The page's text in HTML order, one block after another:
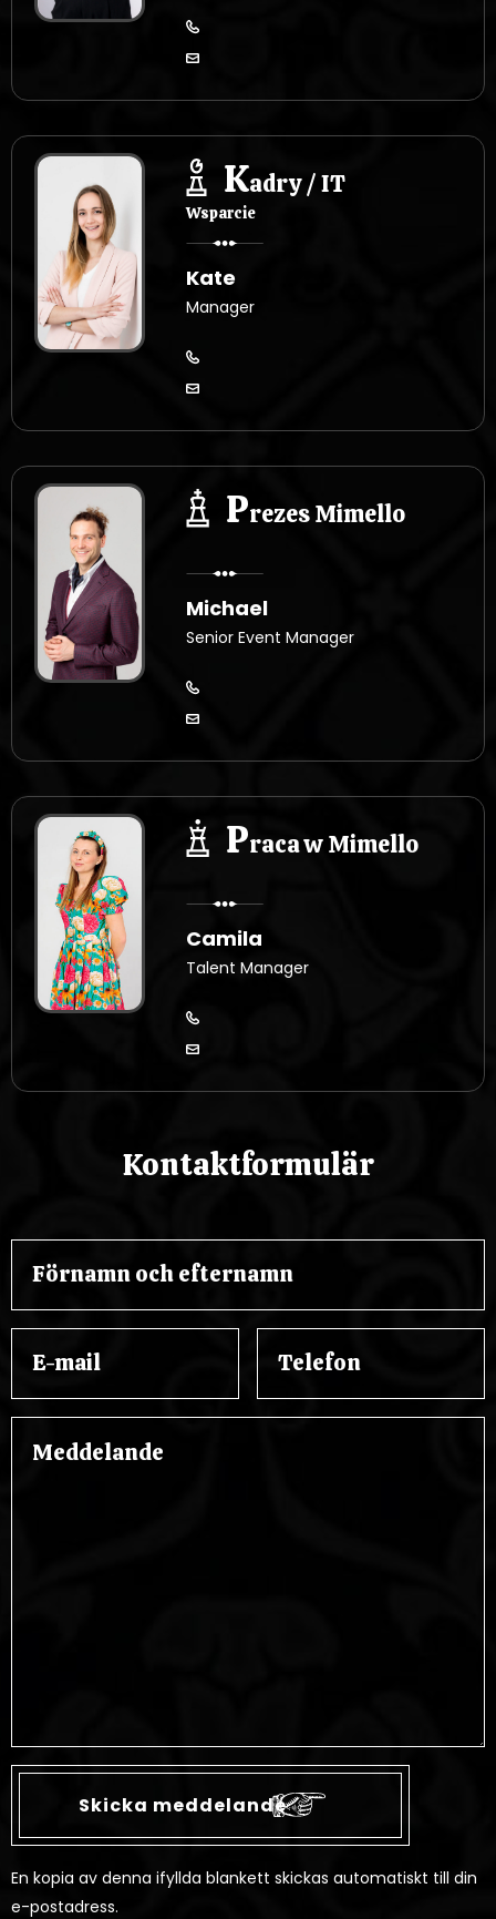
Kadry / IT
Wsparcie
Kate
Manager
Prezes Mimello
Michael
Senior Event Manager
Praca w Mimello
Camila
Talent Manager
Kontaktformulär
En kopia av denna ifyllda blankett skickas automatiskt till din
e-postadress.